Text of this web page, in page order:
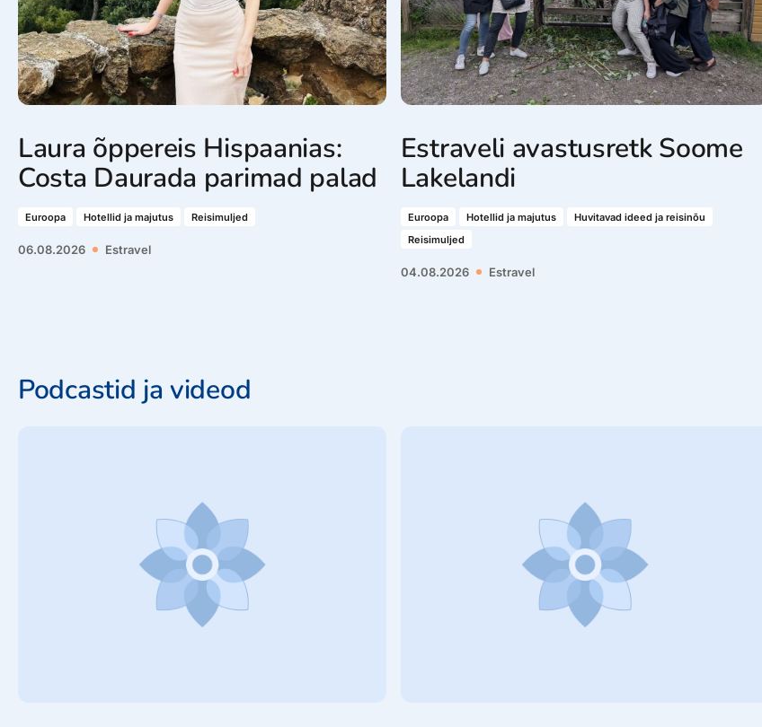
Laura õppereis Hispaanias:
Costa Daurada parimad palad
Euroopa Hotellid ja majutus Reisimuljed
06.08.2026 Estravel
Estraveli avastusretk Soome
Lakelandi
Euroopa Hotellid ja majutus
Huvitavad ideed ja reisinõu
Reisimuljed
04.08.2026 Estravel
Podcastid ja videod